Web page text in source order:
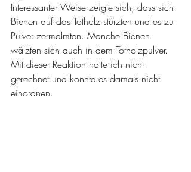
Interessanter Weise zeigte sich, dass sich
Bienen auf das Totholz stürzten und es zu
Pulver zermalmten. Manche Bienen
wälzten sich auch in dem Totholzpulver.
Mit dieser Reaktion hatte ich nicht
gerechnet und konnte es damals nicht
einordnen.